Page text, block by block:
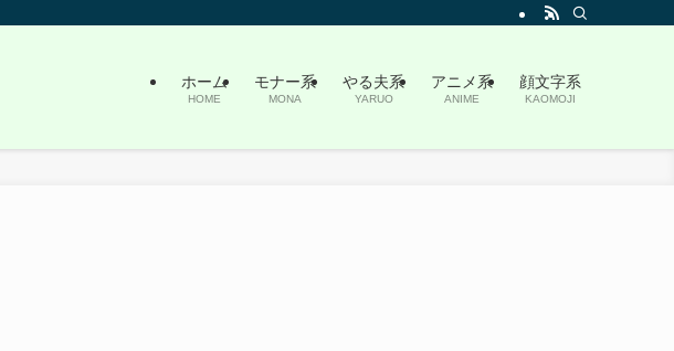
ホーム
HOME
モナー系
MONA
やる夫系
YARUO
アニメ系
ANIME
顔文字系
KAOMOJI